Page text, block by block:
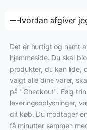
Hvordan afgiver
Det er hurtigt og nemt
hjemmeside. Du skal
produkter, du kan lide,
valgt alle dine varer,
på "Checkout". Følg
leveringsoplysninger,
dit køb. Du modtager
få minutter sammen